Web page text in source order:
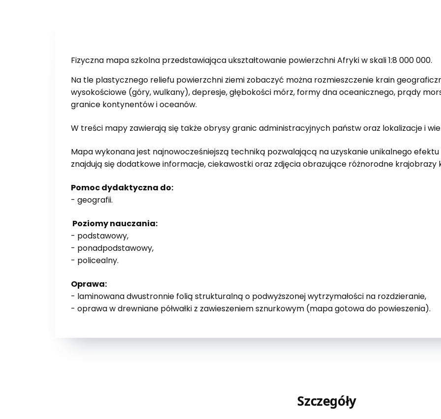
Fizyczna mapa szkolna przedstawiająca ukształtowanie powierzchni Afryki w skali 1:8 000 000.
Na tle plastycznego reliefu powierzchni ziemi zobaczyć można rozmieszczenie krain
wysokościowe (góry, wulkany), depresje, głębokości mórz, formy dna oceanicznego, prądy
granice kontynentów i oceanów.
W treści mapy zawierają się także obrysy granic administracyjnych państw oraz lokalizacje i
Mapa wykonana jest najnowocześniejszą techniką pozwalającą na uzyskanie unikalnego
znajdują się dodatkowe informacje, ciekawostki oraz zdjęcia obrazujące różnorodne
Pomoc dydaktyczna do:
- geografii.
Poziomy nauczania:
- podstawowy,
- ponadpodstawowy,
- policealny.
Oprawa:
- laminowana dwustronnie folią strukturalną o podwyższonej wytrzymałości na rozdzieranie,
- oprawa w drewniane półwałki z zawieszeniem sznurkowym (mapa gotowa do powieszenia).
Szczegóły